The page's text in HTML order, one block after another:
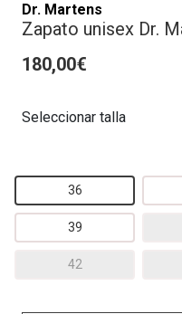
Dr. Martens
Zapato unisex Dr.
180,00€
Seleccionar talla
36
39
42